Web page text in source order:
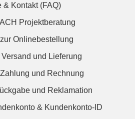
& Kontakt (FAQ)
Projektberatung
Onlinebestellung
und Lieferung
und Rechnung
und Reklamation
& Kundenkonto-ID